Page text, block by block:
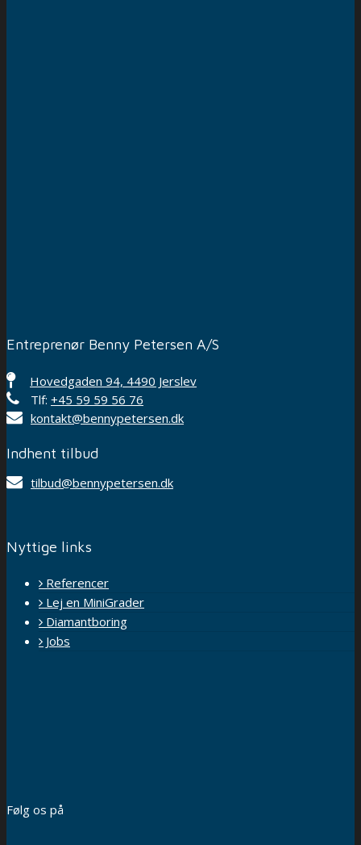
Entreprenør Benny Petersen A/S
Hovedgaden 94, 4490 Jerslev
Tlf: +45 59 59 56 76
kontakt@bennypetersen.dk
Indhent tilbud
tilbud@bennypetersen.dk
Nyttige links
Referencer
Lej en MiniGrader
Diamantboring
Jobs
Følg os på